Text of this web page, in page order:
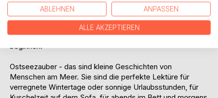
ganzes Leben verändert.
Ein berührender Wohlfühlroman über Verluste und
Hoffnung, Liebe und den Mut, noch einmal von vorn zu
beginnen.
Ostseezauber - das sind kleine Geschichten von
Menschen am Meer. Sie sind die perfekte Lektüre für
verregnete Wintertage oder sonnige Urlaubsstunden, für
ABLEHNEN ANPASSEN
ALLE AKZEPTIEREN